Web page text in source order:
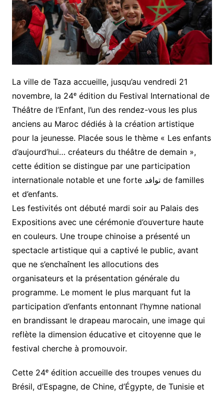
La ville de Taza accueille, jusqu’au vendredi 21
novembre, la 24ᵉ édition du Festival International de
Théâtre de l’Enfant, l’un des rendez-vous les plus
anciens au Maroc dédiés à la création artistique
pour la jeunesse. Placée sous le thème « Les enfants
d’aujourd’hui… créateurs du théâtre de demain »,
cette édition se distingue par une participation
internationale notable et une forte توافد de familles
et d’enfants.
Les festivités ont débuté mardi soir au Palais des
Expositions avec une cérémonie d’ouverture haute
en couleurs. Une troupe chinoise a présenté un
spectacle artistique qui a captivé le public, avant
que ne s’enchaînent les allocutions des
organisateurs et la présentation générale du
programme. Le moment le plus marquant fut la
participation d’enfants entonnant l’hymne national
en brandissant le drapeau marocain, une image qui
reflète la dimension éducative et citoyenne que le
festival cherche à promouvoir.
Cette 24ᵉ édition accueille des troupes venues du
Brésil, d’Espagne, de Chine, d’Égypte, de Tunisie et